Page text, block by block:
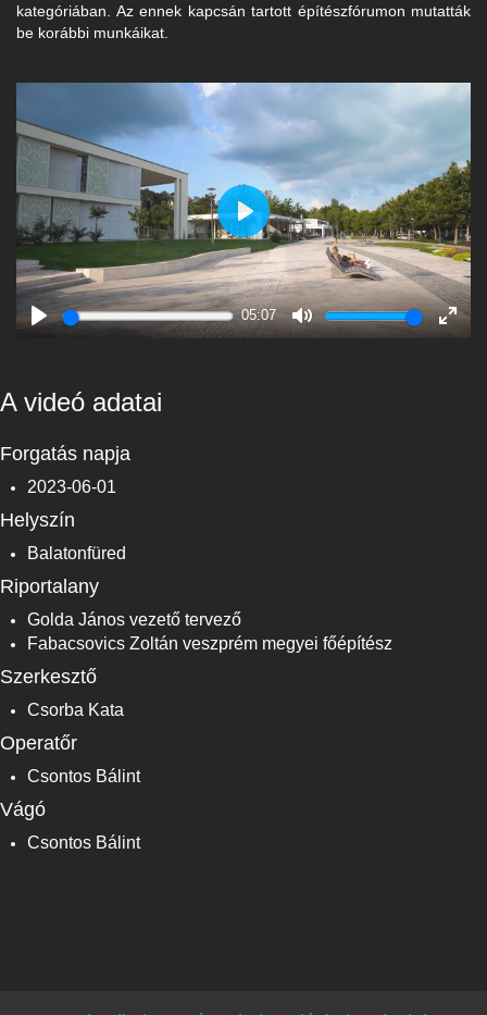
kategóriában. Az ennek kapcsán tartott építészfórumon mutatták
be korábbi munkáikat.
05:07
Mute
Enter
Play
A videó adatai
Forgatás napja
2023-06-01
Helyszín
Balatonfüred
Riportalany
Golda János vezető tervező
Fabacsovics Zoltán veszprém megyei főépítész
Szerkesztő
Csorba Kata
Operatőr
Csontos Bálint
Vágó
Csontos Bálint